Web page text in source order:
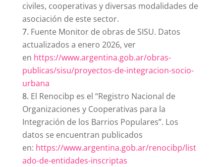
civiles, cooperativas y diversas modalidades de
asociación de este sector.
Fuente Monitor de obras de SISU. Datos
actualizados a enero 2026, ver
en https://www.argentina.gob.ar/obras-
publicas/sisu/proyectos-de-integracion-socio-
urbana
El Renocibp es el “Registro Nacional de
Organizaciones y Cooperativas para la
Integración de los Barrios Populares”. Los
datos se encuentran publicados
en: https://www.argentina.gob.ar/renocibp/list
ado-de-entidades-inscriptas